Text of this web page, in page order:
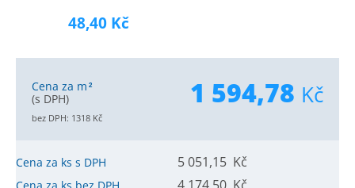
48,40 Kč
Cena za m 2
(s DPH) 1 594,78 Kč
bez DPH: 1318 Kč
Cena za ks s DPH 5 051,15 Kč